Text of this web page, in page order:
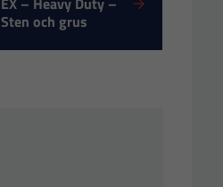
Sten och grus